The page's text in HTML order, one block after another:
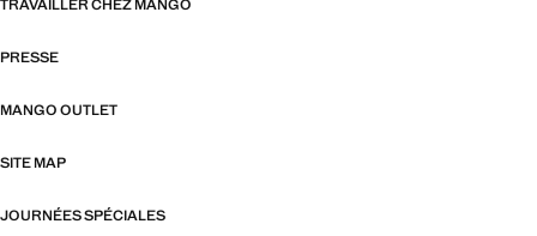
TRAVAILLER CHEZ MANGO
PRESSE
MANGO OUTLET
SITE MAP
JOURNÉES SPÉCIALES